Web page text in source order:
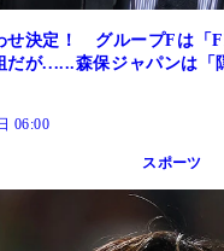
せ決定！ グループFは「
だが......森保ジャパンは「
06:00
スポーツ